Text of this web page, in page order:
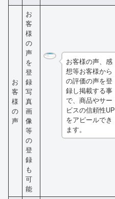
お
客
様
の
声
お
客
様
の
声
を
登
録
写
真
画
像
等
の
登
録
も
可
能
お客様の声、感
想等お客様から
の評価の声を登
録し掲載する事
で、商品やサー
ビスの信頼性UP
をアピールでき
ます。